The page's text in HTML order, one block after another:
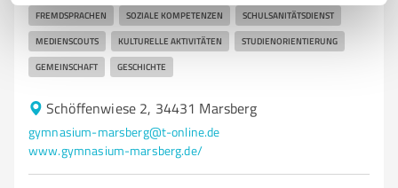
FREMDSPRACHEN SOZIALE KOMPETENZEN SCHULSANITÄTSDIENST
MEDIENSCOUTS KULTURELLE AKTIVITÄTEN STUDIENORIENTIERUNG
GEMEINSCHAFT GESCHICHTE
Schöffenwiese 2, 34431 Marsberg
gymnasium-marsberg@t-online.de
www.gymnasium-marsberg.de/